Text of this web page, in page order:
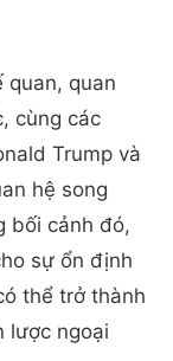
quan, quan
cùng các
Trump và
hệ song
bối cảnh đó,
sự ổn định
thể trở thành
lược ngoại